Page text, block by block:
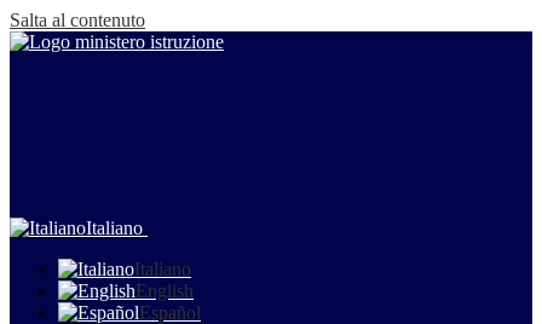
Salta al contenuto
Italiano
Italiano
English
Español